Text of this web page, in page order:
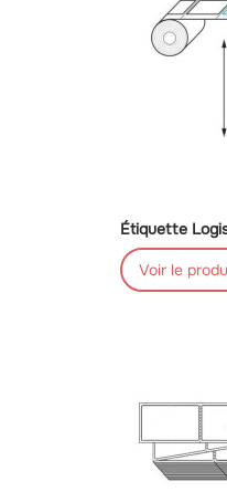
Étiquette
Voir le